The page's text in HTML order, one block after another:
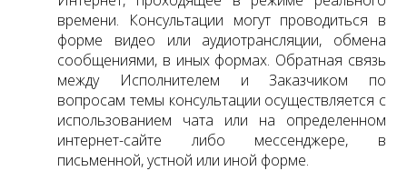
времени. Консультации могут проводиться в
форме видео или аудиотрансляции, обмена
сообщениями, в иных формах. Обратная связь
между Исполнителем и Заказчиком по
вопросам темы консультации осуществляется с
использованием чата или на определенном
интернет-сайте либо мессенджере, в
письменной, устной или иной форме.